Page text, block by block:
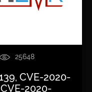
25648
CVE-2020-
2020-